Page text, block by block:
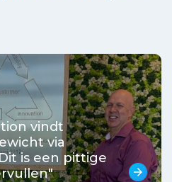
vindt
via
is een pittige
arrow_forward